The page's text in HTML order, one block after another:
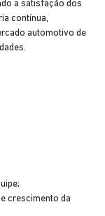
a satisfação dos
contínua,
automotivo de
crescimento da